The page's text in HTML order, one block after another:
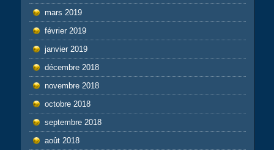
mars 2019
février 2019
janvier 2019
décembre 2018
novembre 2018
octobre 2018
septembre 2018
août 2018